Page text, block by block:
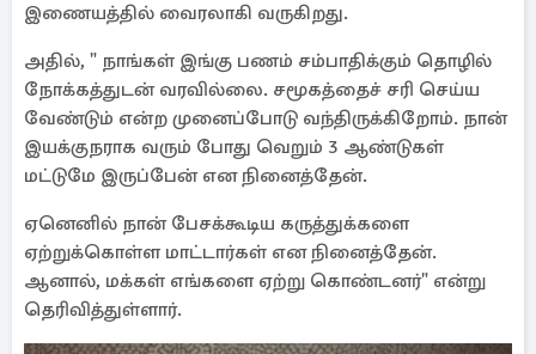
இணையத்தில் வைரலாகி வருகிறது.
அதில், " நாங்கள் இங்கு பணம் சம்பாதிக்கும் தொழில்
நோக்கத்துடன் வரவில்லை. சமூகத்தைச் சரி செய்ய
வேண்டும் என்ற முனைப்போடு வந்திருக்கிறோம். நான்
இயக்குநராக வரும் போது வெறும் 3 ஆண்டுகள்
மட்டுமே இருப்பேன் என நினைத்தேன்.
ஏனெனில் நான் பேசக்கூடிய கருத்துக்களை
ஏற்றுக்கொள்ள மாட்டார்கள் என நினைத்தேன்.
ஆனால், மக்கள் எங்களை ஏற்று கொண்டனர்" என்று
தெரிவித்துள்ளார்.